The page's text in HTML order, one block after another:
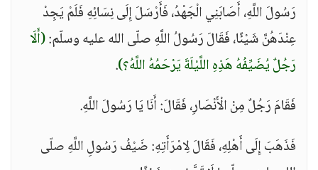
رَسُولَ اللَّهِ، أَصَابَنِي الْجَهْدُ، فَأَرْسَلَ إِلَى نِسَائِهِ فَلَمْ يَجِدْ
عِنْدَهُنَّ شَيْئًا، فَقَالَ رَسُولُ اللَّهِ صلّى الله عليه وسلّم:(أَلَا
رَجُلٌ يُضَيِّفُهُ هَذِهِ اللَّيْلَةَ يَرْحَمُهُ اللَّهُ؟).
فَقَامَ رَجُلٌ مِنْ الْأَنْصَارِ، فَقَالَ: أَنَا يَا رَسُولَ اللَّهِ.
فَذَهَبَ إِلَى أَهْلِهِ، فَقَالَ لِامْرَأَتِهِ: ضَيْفُ رَسُولِ اللَّهِ صلّى